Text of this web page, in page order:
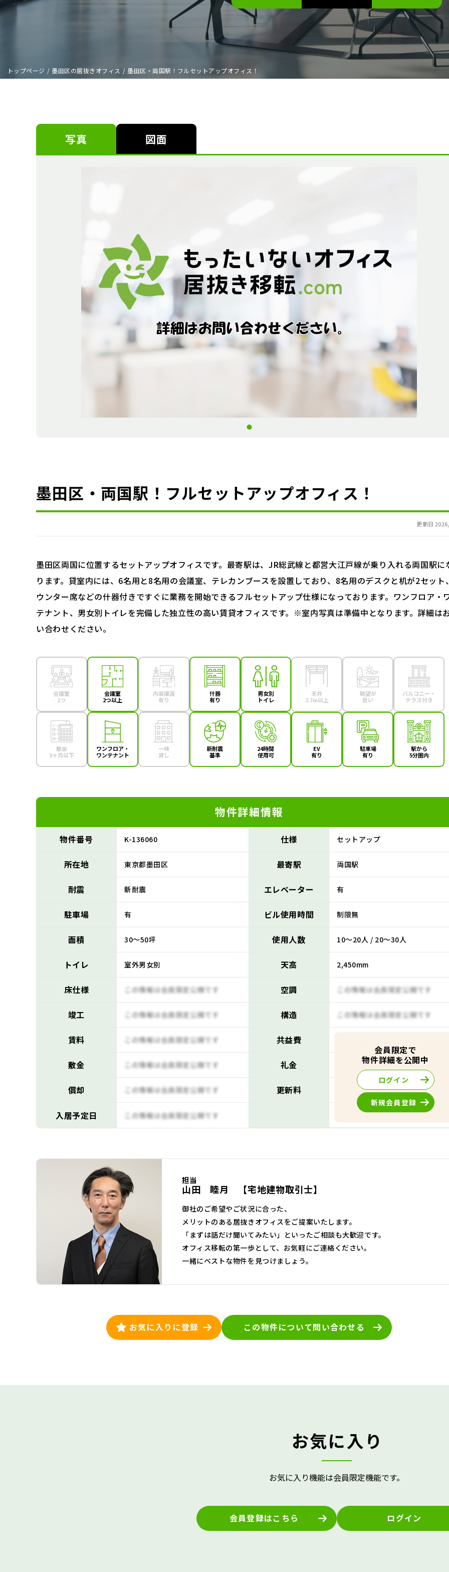
トップページ / 墨田区の居抜きオフィス / 墨田区・両国駅！フルセットアップオフィス！
写真 図面
墨田区・両国駅！フルセットアップオフィス！
更新日
墨田区両国に位置するセットアップオフィスです。最寄駅は、JR総武線と都営大江戸線が乗り入れる両国駅に
ります。貸室内には、6名用と8名用の会議室、テレカンブースを設置しており、8名用のデスクと机が2セット
ウンター席などの什器付きですぐに業務を開始できるフルセットアップ仕様になっております。ワンフロア・
テナント、男女別トイレを完備した独立性の高い賃貸オフィスです。※室内写真は準備中となります。詳細は
い合わせください。
会議室
1つ
会議室
2つ以上
内装譲渡
有り
什器
有り
男女別
トイレ
天井
2.7m以上
眺望が
良い
バルコニー・
テラス付き
敷金
3ヶ月以下
ワンフロア・
ワンテナント
一棟
貸し
新耐震
基準
24時間
使用可
EV
有り
駐車場
有り
駅から
5分圏内
物件詳細情報
物件番号 K-136060 仕様 セットアップ
所在地 東京都墨田区 最寄駅 両国駅
耐震 新耐震 エレベーター 有
駐車場 有 ビル使用時間 制限無
面積 30～50坪 使用人数 10～20人 / 20～30人
トイレ 室外男女別 天高 2,450mm
床仕様 この情報は会員限定公開です 空調 この情報は会員限定公開です
竣工 この情報は会員限定公開です 構造 この情報は会員限定公開です
賃料 この情報は会員限定公開です 共益費
敷金 この情報は会員限定公開です 礼金 この情報は会員限定公開です
償却 この情報は会員限定公開です 更新料 この情報は会員限定公開です
入居予定日 この情報は会員限定公開です
会員限定で
物件詳細を公開中
ログイン
新規会員登録
担当
山田 睦月 【宅地建物取引士】
御社のご希望やご状況に合った、
メリットのある居抜きオフィスをご提案いたします。
「まずは話だけ聞いてみたい」といったご相談も大歓迎です。
オフィス移転の第一歩として、お気軽にご連絡ください。
一緒にベストな物件を見つけましょう。
お気に入りに登録 この物件について問い合わせる
お気に入り
お気に入り機能は会員限定機能です。
会員登録はこちら ログイン